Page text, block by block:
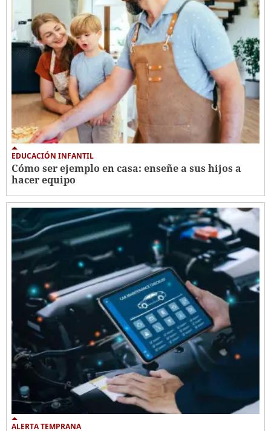
EDUCACIÓN INFANTIL
Cómo ser ejemplo en casa: enseñe a sus hijos a
hacer equipo
ALERTA TEMPRANA